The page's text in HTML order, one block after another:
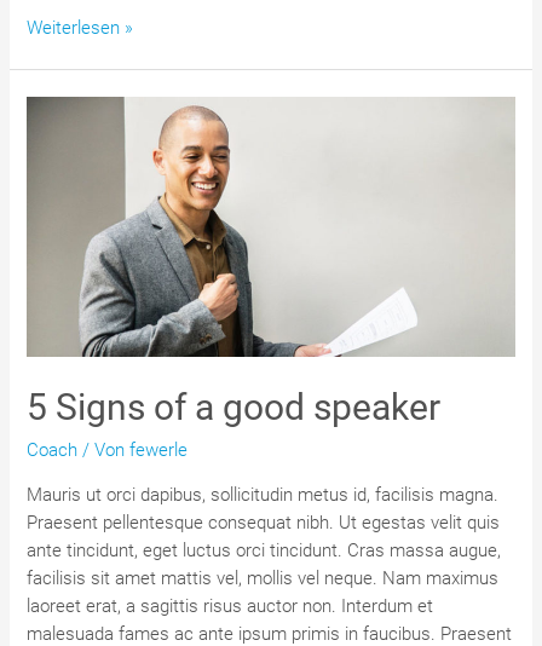
Become
Weiterlesen »
5 Signs of a good speaker
Coach / Vonfewerle
Mauris ut orci dapibus, sollicitudin metus id, facilisis magna.
Praesent pellentesque consequat nibh. Ut egestas velit quis
ante tincidunt, eget luctus orci tincidunt. Cras massa augue,
facilisis sit amet mattis vel, mollis vel neque. Nam maximus
laoreet erat, a sagittis risus auctor non. Interdum et
malesuada fames ac ante ipsum primis in faucibus. Praesent